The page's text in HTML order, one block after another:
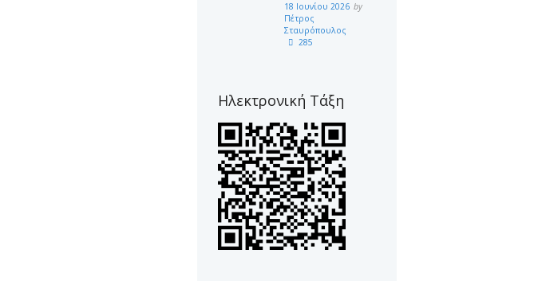
18 Ιουνίου 2026 by
Πέτρος
Σταυρόπουλος
285
Ηλεκτρονική Τάξη